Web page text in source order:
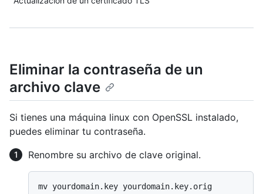
Eliminar la contraseña de un
archivo clave
Si tienes una máquina linux con OpenSSL instalado,
puedes eliminar tu contraseña.
Renombre su archivo de clave original.